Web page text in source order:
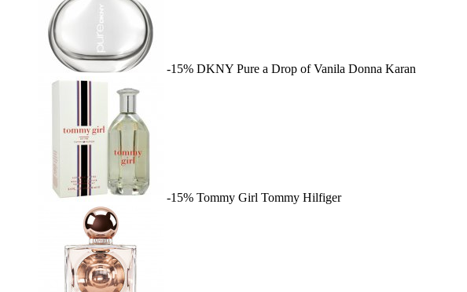
-15% DKNY Pure a Drop of Vanila Donna Karan
-15% Tommy Girl Tommy Hilfiger